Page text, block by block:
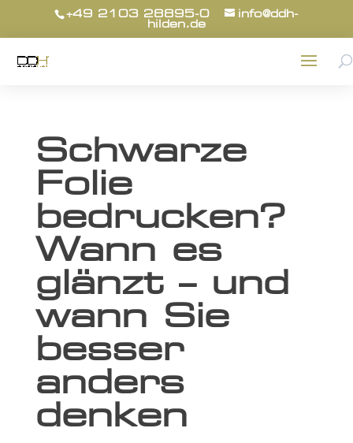
+49 2103 28895-0
info@ddh-
hilden.de
Schwarze
Folie
bedrucken?
Wann es
glänzt – und
wann Sie
besser
anders
denken